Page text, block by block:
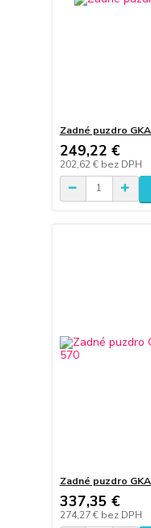
Zadné puzdro
249,22 €
202,62 € bez DPH
Zadné puzdro
337,35 €
274,27 € bez DPH